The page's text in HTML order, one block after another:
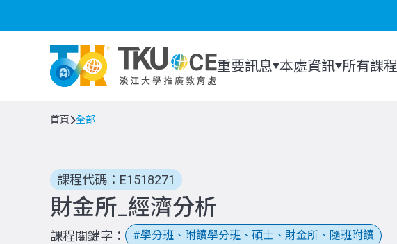
重要訊息 本處資訊 所有課程
首頁 全部
課程代碼：E1518271
財金所_經濟分析
課程關鍵字 學分班、附讀學分班、碩士、財金所、隨班附讀